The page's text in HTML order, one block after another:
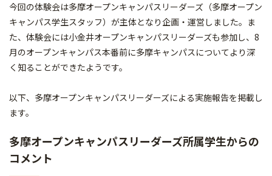
今回の体験会は多摩オープンキャンパスリーダーズ（多摩オープン
キャンパス学生スタッフ）が主体となり企画・運営しました。ま
た、体験会には小金井オープンキャンパスリーダーズも参加し、8
月のオープンキャンパス本番前に多摩キャンパスについてより深
く知ることができたようです。
以下、多摩オープンキャンパスリーダーズによる実施報告を掲載し
ます。
多摩オープンキャンパスリーダーズ所属学生からの
コメント